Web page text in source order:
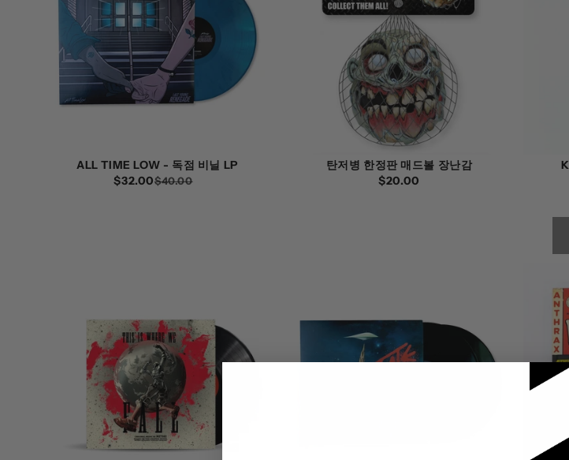
ALL TIME LOW - 독점 비닐 LP
$40.00
$32.00
탄저병 한정판 매드볼 장난감
정
$20.00